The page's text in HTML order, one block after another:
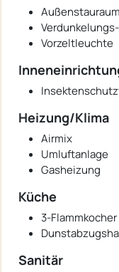
Vorzeltleuchte
Heizung/Klima
Airmix
Umluftanlage
Gasheizung
Küche
3-Flammkocher
Sanitär